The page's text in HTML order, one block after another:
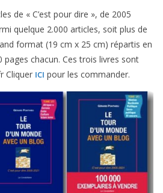
de « C’est pour dire », de 2005
quelque 2.000 articles, soit plus de
for­mat (19 cm x 25 cm) répar­tis en
pages cha­cun. Ces trois livres sont
Cliquer ICI pour les commander.